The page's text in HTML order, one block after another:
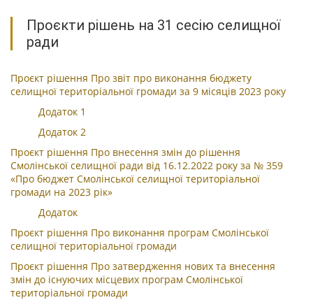
Проєкти рішень на 31 сесію селищної
ради
Проєкт рішення Про звіт про виконання бюджету
селищної територіальної громади за 9 місяців 2023 року
Додаток 1
Додаток 2
Проєкт рішення Про внесення змін до рішення
Смолінської селищної ради від 16.12.2022 року за № 359
«Про бюджет Смолінської селищної територіальної
громади на 2023 рік»
Додаток
Проєкт рішення Про виконання програм Смолінської
селищної територіальної громади
Проєкт рішення Про затвердження нових та внесення
змін до існуючих місцевих програм Смолінської
територіальної громади